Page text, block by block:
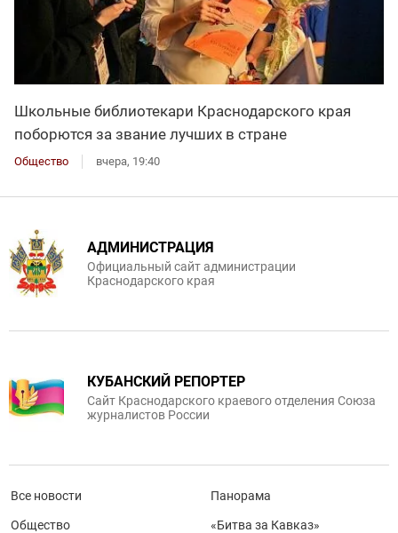
Школьные библиотекари Краснодарского края
поборются за звание лучших в стране
Общество вчера, 19:40
АДМИНИСТРАЦИЯ
Официальный сайт администрации
Краснодарского края
КУБАНСКИЙ РЕПОРТЕР
Сайт Краснодарского краевого отделения Союза
журналистов России
Все новости
Общество
Панорама
«Битва за Кавказ»